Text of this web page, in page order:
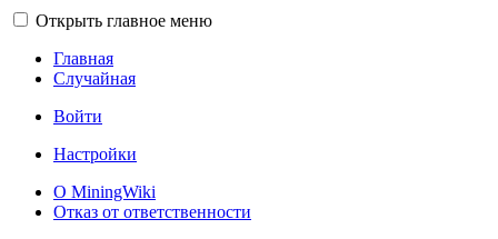
Открыть главное меню
Главная
Случайная
Войти
Настройки
О MiningWiki
Отказ от ответственности